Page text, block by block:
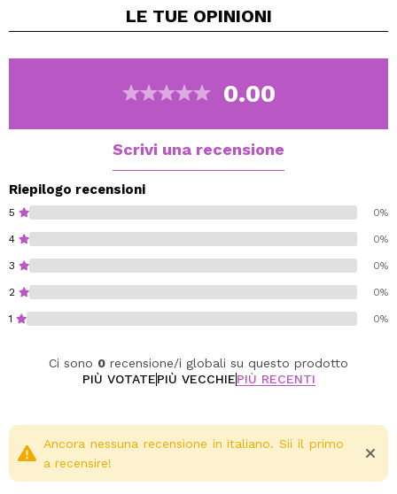
LE TUE OPINIONI
0.00
Scrivi una recensione
Riepilogo recensioni
5 0%
4 0%
3 0%
2 0%
1 0%
Ci sono 0 recensione/i globali su questo prodotto
PIÙ VOTATEPIÙ VECCHIEPIÙ RECENTI
Ancora nessuna recensione in italiano. Sii il primo
a recensire!